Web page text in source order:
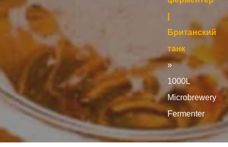
Британский
танк
»
1000L
Microbrewery
Fermenter